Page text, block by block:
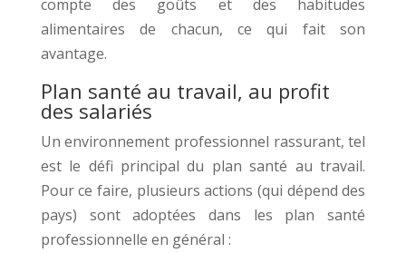
compte des goûts et des habitudes
alimentaires de chacun, ce qui fait son
avantage.
Plan santé au travail, au profit
des salariés
Un environnement professionnel rassurant, tel
est le défi principal du plan santé au travail.
Pour ce faire, plusieurs actions (qui dépend des
pays) sont adoptées dans les plan santé
professionnelle en général :